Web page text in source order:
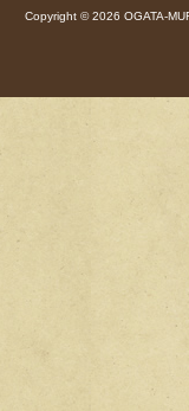
Copyright © 2026 OGATA-